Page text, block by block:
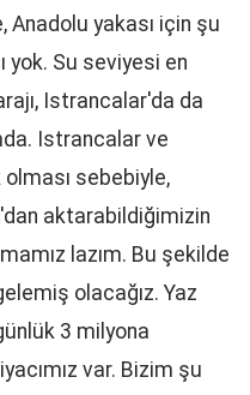
Anadolu yakası için şu
yok. Su seviyesi en
Istrancalar'da da
Istrancalar ve
olması sebebiyle,
aktarabildiğimizin
lazım. Bu şekilde
olacağız. Yaz
3 milyona
var. Bizim şu